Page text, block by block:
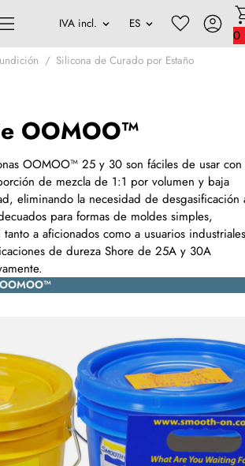
0
Silicona de Curado por Estaño
OOMOO™
OOMOO™ 25 y 30 son fáciles de usar con
de mezcla de 1:1 por volumen y baja
eliminando la necesidad de desgasificación
para formas de moldes simples,
a aficionados como a usuarios
de dureza Shore de 25A y 30A